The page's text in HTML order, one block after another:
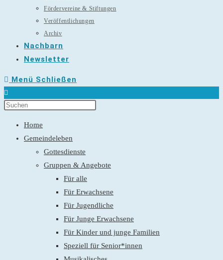
Fördervereine & Stiftungen
Veröffentlichungen
Archiv
Nachbarn
Newsletter
Menü Schließen
Home
Gemeindeleben
Gottesdienste
Gruppen & Angebote
Für alle
Für Erwachsene
Für Jugendliche
Für Junge Erwachsene
Für Kinder und junge Familien
Speziell für Senior*innen